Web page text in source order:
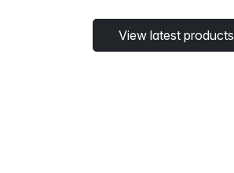
View latest products